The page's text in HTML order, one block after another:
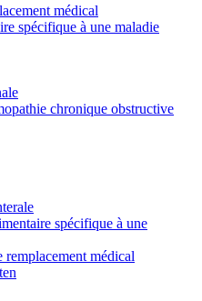
médical
spécifique à une maladie
chronique obstructive
spécifique à une
médical